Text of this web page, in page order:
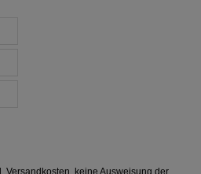
Versandkosten , keine Ausweisung der